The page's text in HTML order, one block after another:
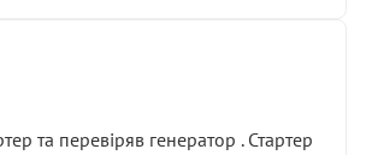
та перевіряв генератор . Стартер